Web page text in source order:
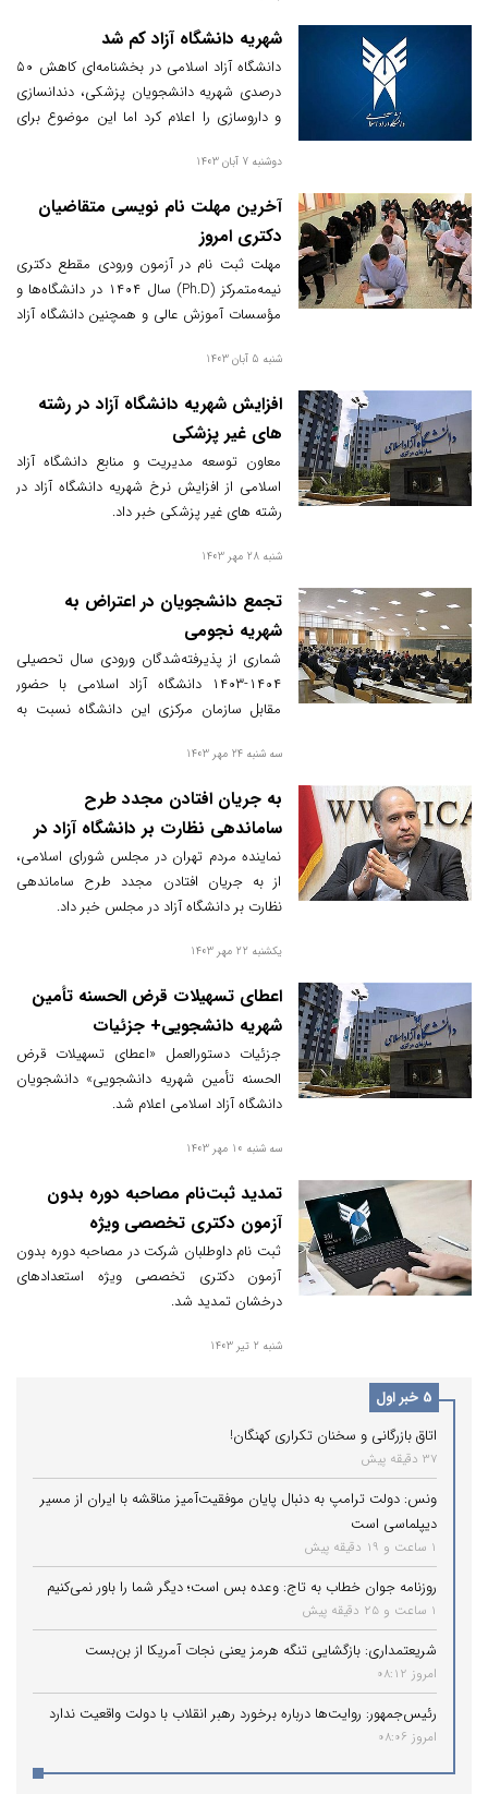
شهریه دانشگاه آزاد کم شد
دانشگاه آزاد اسلامی در بخشنامه‌ای کاهش ۵۰
درصدی شهریه دانشجویان پزشکی، دندانسازی
و داروسازی را اعلام کرد اما این موضوع برای
دوشنبه 7 آبان 1403
آخرین مهلت نام نویسی متقاضیان
دکتری امروز
مهلت ثبت نام در آزمون ورودی مقطع دکتری
نیمه‌متمرکز (Ph.D) سال ۱۴۰۴ در دانشگاه‌ها و
مؤسسات آموزش عالی و همچنین دانشگاه آزاد
شنبه 5 آبان 1403
افزایش شهریه دانشگاه آزاد در رشته
های غیر پزشکی
معاون توسعه مدیریت و منابع دانشگاه آزاد
اسلامی از افزایش نرخ شهریه دانشگاه آزاد در
رشته های غیر پزشکی خبر داد.
شنبه 28 مهر 1403
تجمع دانشجویان در اعتراض به
شهریه نجومی
شماری از پذیرفته‌شدگان ورودی سال تحصیلی
۱۴۰۴-۱۴۰۳ دانشگاه آزاد اسلامی با حضور
مقابل سازمان مرکزی این دانشگاه نسبت به
قبلی به داوطلبان کنکور، تجمع کرده و لغو
سه شنبه 24 مهر 1403
به جریان افتادن مجدد طرح
ساماندهی نظارت بر دانشگاه آزاد در
مجلس
نماینده مردم تهران در مجلس شورای اسلامی،
از به جریان افتادن مجدد طرح ساماندهی
نظارت بر دانشگاه آزاد در مجلس خبر داد.
یکشنبه 22 مهر 1403
اعطای تسهیلات قرض الحسنه تأمین
شهریه دانشجویی+ جزئیات
جزئیات دستورالعمل «اعطای تسهیلات قرض
الحسنه تأمین شهریه دانشجویی» دانشجویان
دانشگاه آزاد اسلامی اعلام شد.
سه شنبه 10 مهر 1403
تمدید ثبت‌نام مصاحبه دوره بدون
آزمون دکتری تخصصی ویژه
استعدادهای درخشان
ثبت نام داوطلبان شرکت در مصاحبه دوره بدون
آزمون دکتری تخصصی ویژه استعدادهای
درخشان تمدید شد.
شنبه 2 تیر 1403
5 خبر اول
اتاق بازرگانی و سخنان تکراری کهنگان!
37 دقیقه پیش
ونس: دولت ترامپ به دنبال پایان موفقیت‌آمیز مناقشه با ایران از مسیر
دیپلماسی است
1 ساعت و 19 دقیقه پیش
روزنامه جوان خطاب به تاج: وعده بس است؛ دیگر شما را باور نمی‌کنیم
1 ساعت و 25 دقیقه پیش
شریعتمداری: بازگشایی تنگه هرمز یعنی نجات آمریکا از بن‌بست
امروز 08:12
رئیس‌جمهور: روایت‌ها درباره برخورد رهبر انقلاب با دولت واقعیت ندارد
امروز 08:06